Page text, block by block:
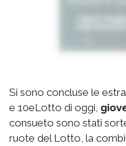
Si sono concluse le
e 10eLotto di oggi,
consueto sono stati
ruote del Lotto, la